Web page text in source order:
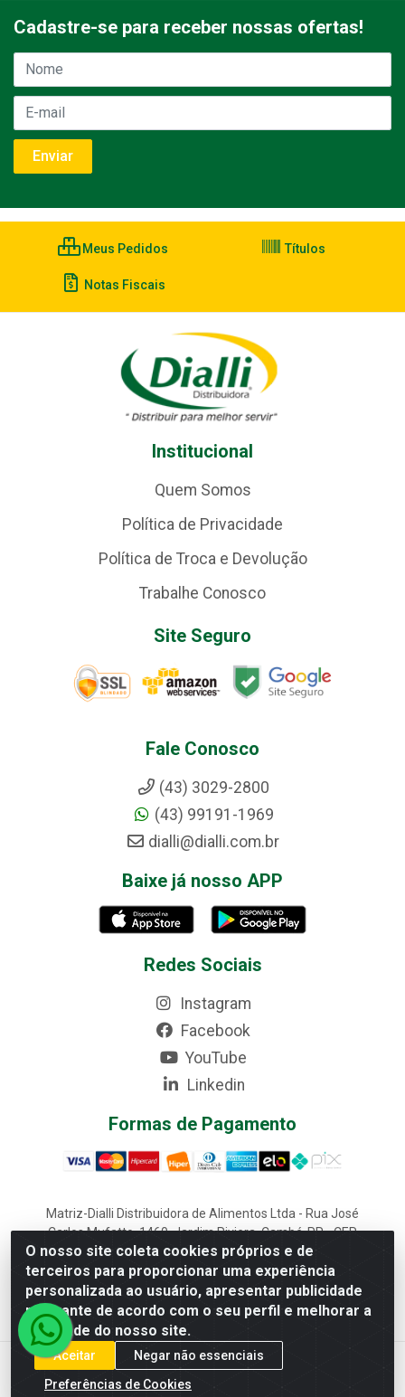
O nosso site coleta cookies próprios e de
terceiros para proporcionar uma experiência
personalizada ao usuário, apresentar publicidade
relevante de acordo com o seu perfil e melhorar a
qualidade do nosso site.
Aceitar
Negar não essenciais
Preferências de Cookies
Cadastre-se para receber nossas ofertas!
Meus Pedidos Títulos
Notas Fiscais
Institucional
Quem Somos
Política de Privacidade
Política de Troca e Devolução
Trabalhe Conosco
Site Seguro
Fale Conosco
(43) 3029-2800
(43) 99191-1969
dialli@dialli.com.br
Baixe já nosso APP
Redes Sociais
Instagram
Facebook
YouTube
Linkedin
Formas de Pagamento
Matriz-Dialli Distribuidora de Alimentos Ltda - Rua José
Carlos Mufatto, 1460, Jardim Riviera, Cambé-PR - CEP
86187-025 - CNPJ 02.611.870/0001-22
Filial-Dialli Distribuidora de Alimentos Ltda - Rua Lagoa
Saquarema, 1241 - Morumbi, Cascavel-PR - CEP 85817-643 -
CNPJ 02.611.870/0002-03